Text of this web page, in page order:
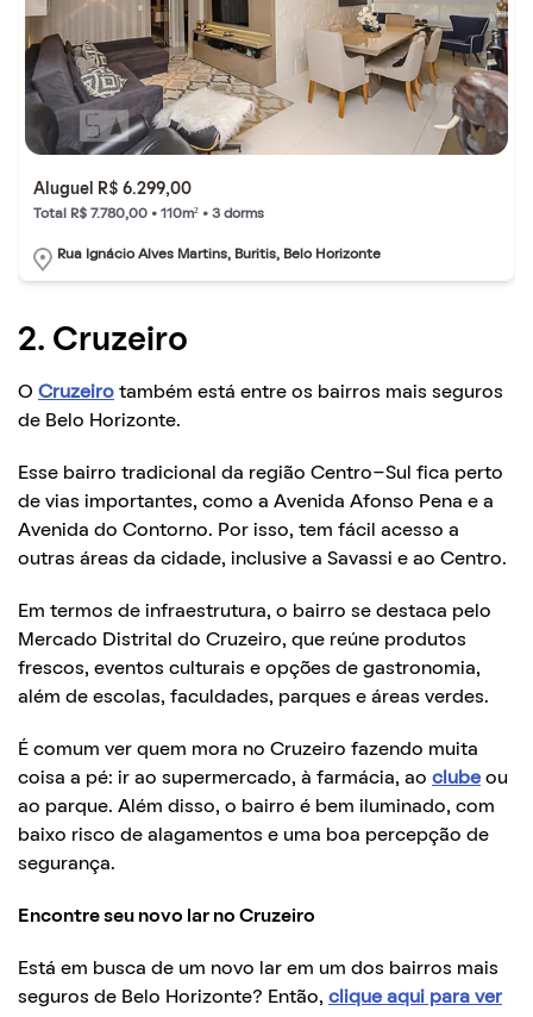
Aluguel R$ 6.299,00
Total R$ 7.780,00 • 110m² • 3 dorms
Rua Ignácio Alves Martins, Buritis, Belo Horizonte
2. Cruzeiro
O Cruzeiro também está entre os bairros mais seguros
de Belo Horizonte.
Esse bairro tradicional da região Centro-Sul fica perto
de vias importantes, como a Avenida Afonso Pena e a
Avenida do Contorno. Por isso, tem fácil acesso a
outras áreas da cidade, inclusive a Savassi e ao Centro.
Em termos de infraestrutura, o bairro se destaca pelo
Mercado Distrital do Cruzeiro, que reúne produtos
frescos, eventos culturais e opções de gastronomia,
além de escolas, faculdades, parques e áreas verdes.
É comum ver quem mora no Cruzeiro fazendo muita
coisa a pé: ir ao supermercado, à farmácia, ao clube ou
ao parque. Além disso, o bairro é bem iluminado, com
baixo risco de alagamentos e uma boa percepção de
segurança.
Encontre seu novo lar no Cruzeiro
Está em busca de um novo lar em um dos bairros mais
seguros de Belo Horizonte? Então, clique aqui para ver